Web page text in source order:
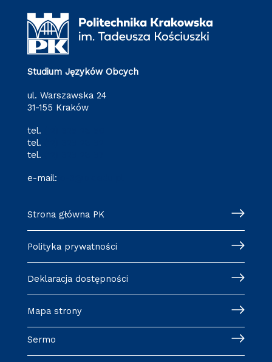
Studium Języków Obcych
ul. Warszawska 24
31-155 Kraków
tel.
tel.
tel.
e-mail:
Strona główna PK
Polityka prywatności
Deklaracja dostępności
Mapa strony
Sermo